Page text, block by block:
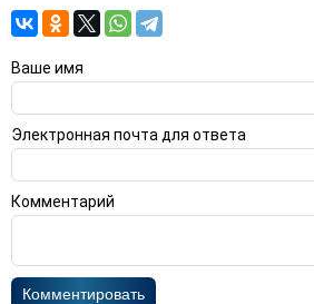
Ваше имя
Электронная почта для ответа
Комментарий
Комментировать